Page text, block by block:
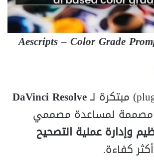
Aescripts – Color Grade
DaVinci Resolve
مصممة لمساعدة مصممي
وإدارة عملية التصحيح
كفاءة.